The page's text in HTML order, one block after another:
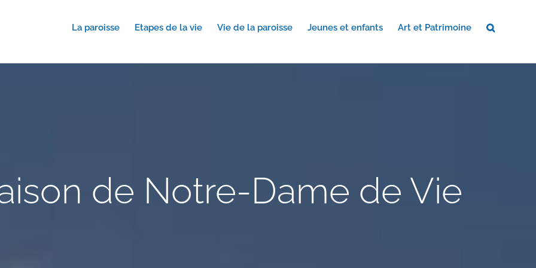
La paroisse Etapes de la vie Vie de la paroisse Jeunes et enfants Art et Patrimoine
de Notre-Dame de Vie